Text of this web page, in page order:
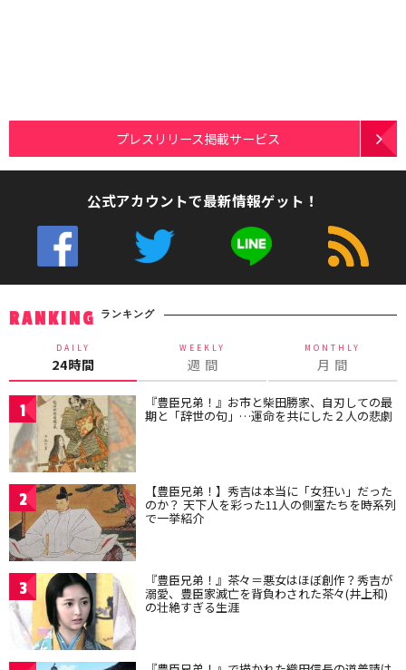
プレスリリース掲載サービス
公式アカウントで最新情報ゲット！
RANKING ランキング
DAILY
24時間
WEEKLY
週 間
MONTHLY
月 間
1 『豊臣兄弟！』お市と柴田勝家、自刃しての最
期と「辞世の句」…運命を共にした２人の悲劇
2 【豊臣兄弟！】秀吉は本当に「女狂い」だった
のか？ 天下人を彩った11人の側室たちを時系列
で一挙紹介
3 『豊臣兄弟！』茶々＝悪女はほぼ創作？秀吉が
溺愛、豊臣家滅亡を背負わされた茶々(井上和)
の壮絶すぎる生涯